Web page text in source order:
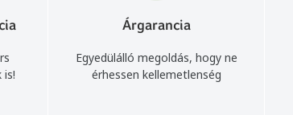
is!
Árgarancia
Egyedülálló megoldás, hogy ne
érhessen kellemetlenség